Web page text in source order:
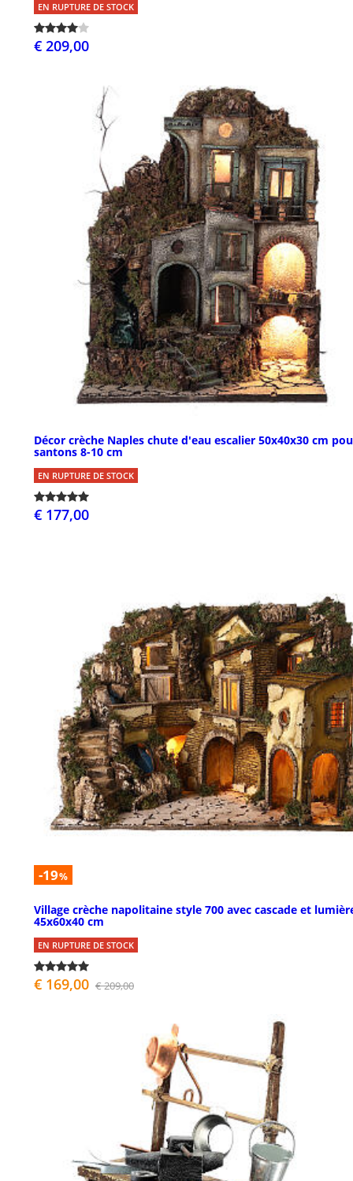
EN RUPTURE DE STOCK
€ 209,00
Décor crèche Naples chute d'eau escalier 50x40x30 cm
santons 8-10 cm
EN RUPTURE DE STOCK
€ 177,00
-19%
Village crèche napolitaine style 700 avec cascade et
45x60x40 cm
EN RUPTURE DE STOCK
€ 169,00 € 209,00